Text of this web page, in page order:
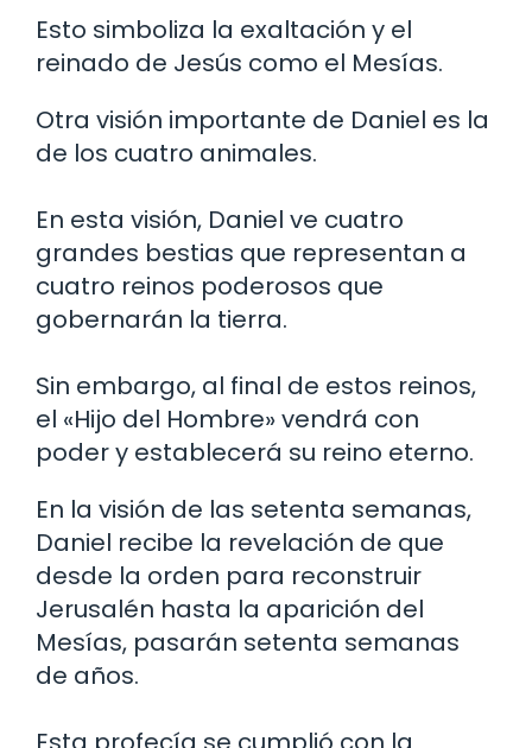
Esto simboliza la exaltación y el
reinado de Jesús como el Mesías.
Otra visión importante de Daniel es la
de los cuatro animales.
En esta visión, Daniel ve cuatro
grandes bestias que representan a
cuatro reinos poderosos que
gobernarán la tierra.
Sin embargo, al final de estos reinos,
el «Hijo del Hombre» vendrá con
poder y establecerá su reino eterno.
En la visión de las setenta semanas,
Daniel recibe la revelación de que
desde la orden para reconstruir
Jerusalén hasta la aparición del
Mesías, pasarán setenta semanas
de años.